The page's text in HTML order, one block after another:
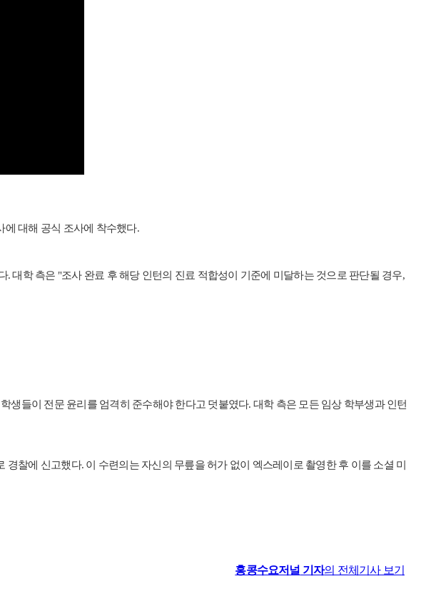
에 대해 공식 조사에 착수했다.
대학 측은 "조사 완료 후 해당 인턴의 진료 적합성이 기준에 미달하는 것으로 판단될 경우,
들이 전문 윤리를 엄격히 준수해야 한다고 덧붙였다. 대학 측은 모든 임상 학부생과 인턴
찰에 신고했다. 이 수련의는 자신의 무릎을 허가 없이 엑스레이로 촬영한 후 이를 소셜 미
홍콩수요저널 기자의 전체기사 보기